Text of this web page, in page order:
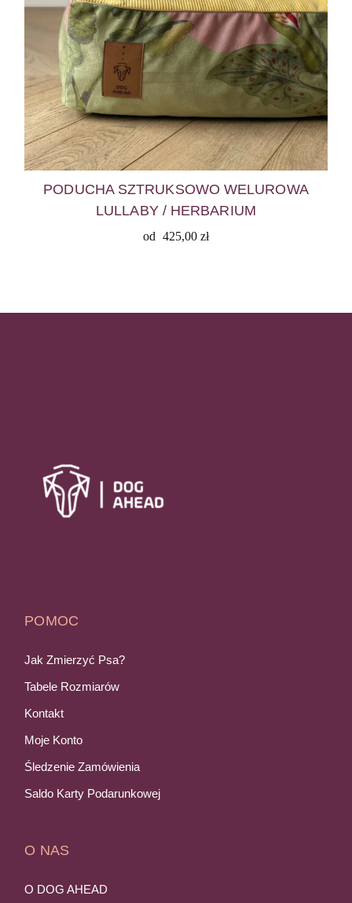
PODUCHA SZTRUKSOWO WELUROWA
LULLABY / HERBARIUM
od 425,00 zł
POMOC
Jak Zmierzyć Psa?
Tabele Rozmiarów
Kontakt
Moje Konto
Śledzenie Zamówienia
Saldo Karty Podarunkowej
O NAS
O DOG AHEAD